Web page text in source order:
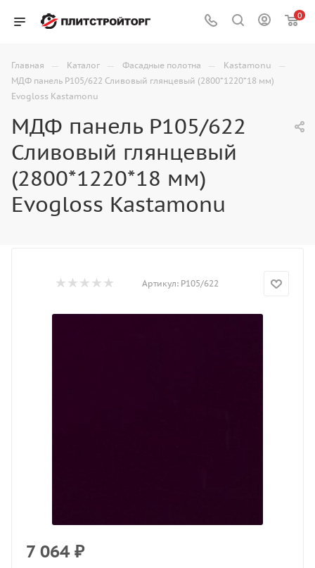
0
Главная — Каталог — Фасадные полотна — Kastamonu —
МДФ панель P105/622 Сливовый глянцевый (2800*1220*18 мм)
Evogloss Kastamonu
МДФ панель P105/622
Сливовый глянцевый
(2800*1220*18 мм)
Evogloss Kastamonu
Артикул: P105/622
7 064 ₽